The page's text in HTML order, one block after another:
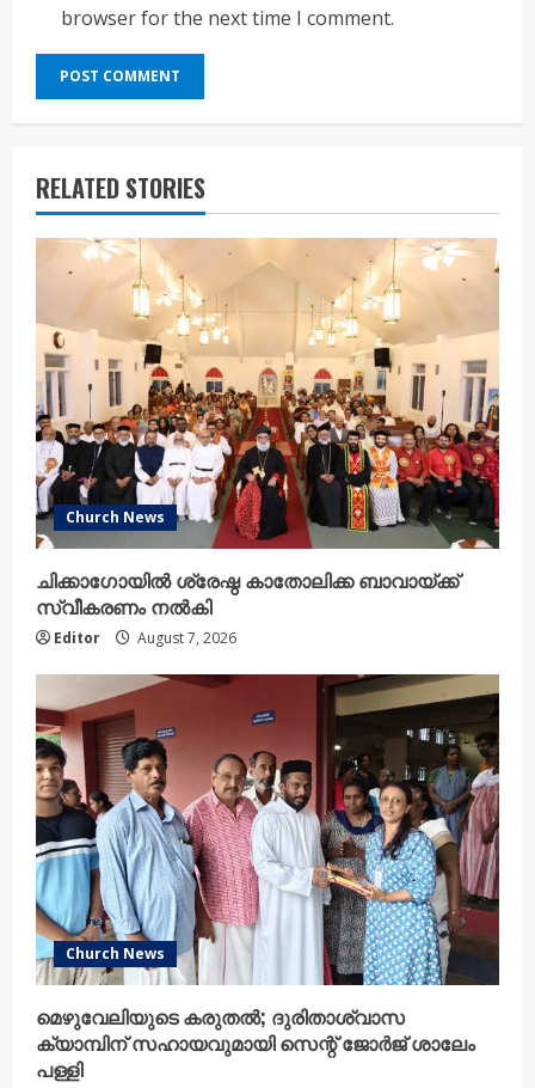
browser for the next time I comment.
RELATED STORIES
Church News
ചിക്കാഗോയിൽ ശ്രേഷ്ഠ കാതോലിക്ക ബാവായ്ക്ക്
സ്വീകരണം നൽകി
Editor August 7, 2026
Church News
മെഴുവേലിയുടെ കരുതൽ; ദുരിതാശ്വാസ
ക്യാമ്പിന് സഹായവുമായി സെന്റ് ജോർജ് ശാലേം
പള്ളി